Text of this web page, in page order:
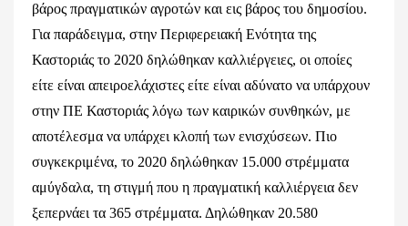
βάρος πραγματικών αγροτών και εις βάρος του δημοσίου.
Για παράδειγμα, στην Περιφερειακή Ενότητα της
Καστοριάς το 2020 δηλώθηκαν καλλιέργειες, οι οποίες
είτε είναι απειροελάχιστες είτε είναι αδύνατο να υπάρχουν
στην ΠΕ Καστοριάς λόγω των καιρικών συνθηκών, με
αποτέλεσμα να υπάρχει κλοπή των ενισχύσεων. Πιο
συγκεκριμένα, το 2020 δηλώθηκαν 15.000 στρέμματα
αμύγδαλα, τη στιγμή που η πραγματική καλλιέργεια δεν
ξεπερνάει τα 365 στρέμματα. Δηλώθηκαν 20.580